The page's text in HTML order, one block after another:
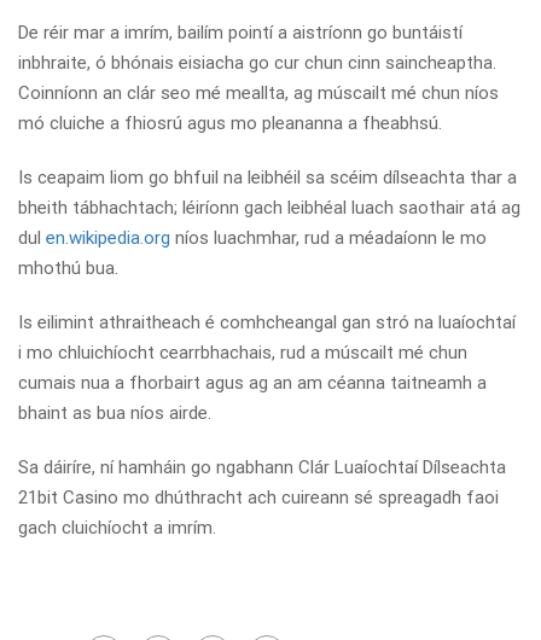
De réir mar a imrím, bailím pointí a aistríonn go buntáistí
inbhraite, ó bhónais eisiacha go cur chun cinn saincheaptha.
Coinníonn an clár seo mé meallta, ag múscailt mé chun níos
mó cluiche a fhiosrú agus mo pleananna a fheabhsú.
Is ceapaim liom go bhfuil na leibhéil sa scéim dílseachta thar a
bheith tábhachtach; léiríonn gach leibhéal luach saothair atá ag
dul en.wikipedia.org níos luachmhar, rud a méadaíonn le mo
mhothú bua.
Is eilimint athraitheach é comhcheangal gan stró na luaíochtaí
i mo chluichíocht cearrbhachais, rud a múscailt mé chun
cumais nua a fhorbairt agus ag an am céanna taitneamh a
bhaint as bua níos airde.
Sa dáiríre, ní hamháin go ngabhann Clár Luaíochtaí Dílseachta
21bit Casino mo dhúthracht ach cuireann sé spreagadh faoi
gach cluichíocht a imrím.